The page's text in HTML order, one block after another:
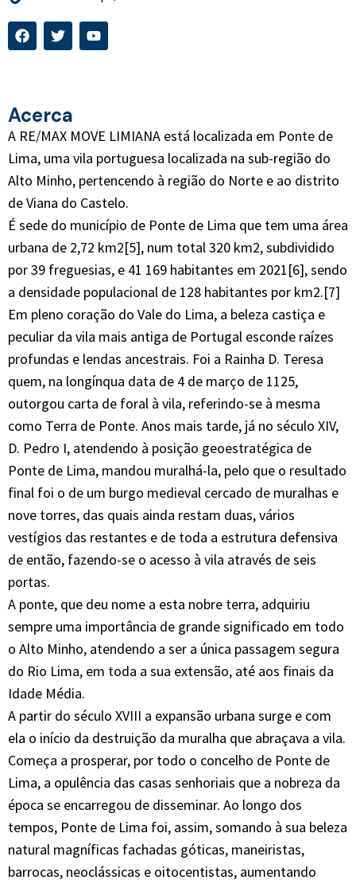
Acerca
A RE/MAX MOVE LIMIANA está localizada em Ponte de
Lima, uma vila portuguesa localizada na sub-região do
Alto Minho, pertencendo à região do Norte e ao distrito
de Viana do Castelo.
É sede do município de Ponte de Lima que tem uma área
urbana de 2,72 km2[5], num total 320 km2, subdividido
por 39 freguesias, e 41 169 habitantes em 2021[6], sendo
a densidade populacional de 128 habitantes por km2.[7]
Em pleno coração do Vale do Lima, a beleza castiça e
peculiar da vila mais antiga de Portugal esconde raízes
profundas e lendas ancestrais. Foi a Rainha D. Teresa
quem, na longínqua data de 4 de março de 1125,
outorgou carta de foral à vila, referindo-se à mesma
como Terra de Ponte. Anos mais tarde, já no século XIV,
D. Pedro I, atendendo à posição geoestratégica de
Ponte de Lima, mandou muralhá-la, pelo que o resultado
final foi o de um burgo medieval cercado de muralhas e
nove torres, das quais ainda restam duas, vários
vestígios das restantes e de toda a estrutura defensiva
de então, fazendo-se o acesso à vila através de seis
portas.
A ponte, que deu nome a esta nobre terra, adquiriu
sempre uma importância de grande significado em todo
o Alto Minho, atendendo a ser a única passagem segura
do Rio Lima, em toda a sua extensão, até aos finais da
Idade Média.
A partir do século XVIII a expansão urbana surge e com
ela o início da destruição da muralha que abraçava a vila.
Começa a prosperar, por todo o concelho de Ponte de
Lima, a opulência das casas senhoriais que a nobreza da
época se encarregou de disseminar. Ao longo dos
tempos, Ponte de Lima foi, assim, somando à sua beleza
natural magníficas fachadas góticas, maneiristas,
barrocas, neoclássicas e oitocentistas, aumentando